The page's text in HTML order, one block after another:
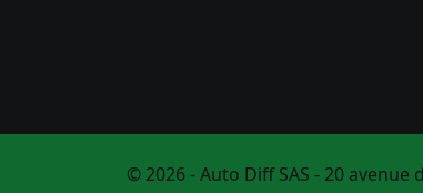
© 2026 - Auto Diff SAS - 20